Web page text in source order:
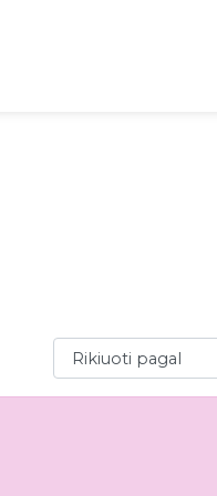
Rikiuoti pagal